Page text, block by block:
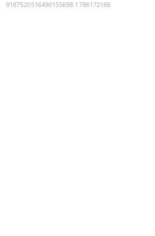
9187520516490155698:1786172166